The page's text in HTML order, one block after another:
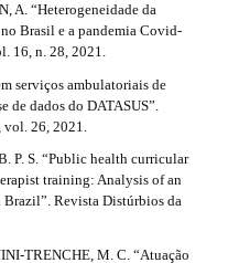
A. “Heterogeneidade da
Brasil e a pandemia Covid-
16, n. 28, 2021.
serviços ambulatoriais de
de dados do DATASUS”.
26, 2021.
P. S. “Public health curricular
training: Analysis of an
Brazil”. Revista Distúrbios da
TRENCHE, M. C. “Atuação